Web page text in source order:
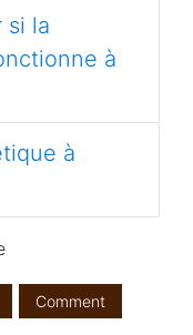
si la
à
à
Comment